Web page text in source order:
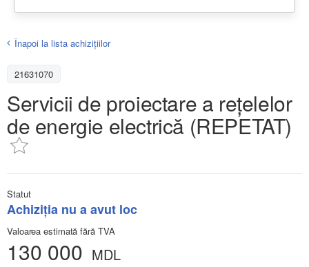
Înapoi la lista achiziţiilor
21631070
Servicii de proiectare a rețelelor
de energie electrică (REPETAT)
Statut
Achiziţia nu a avut loc
Valoarea estimată fără TVA
130 000 MDL